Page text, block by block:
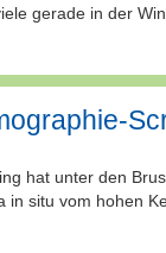
gerade in der
hat unter den
situ vom hohen